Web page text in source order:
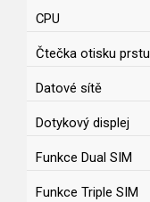
CPU
Čtečka otisku prstu
Datové sítě
Dotykový displej
Funkce Dual SIM
Funkce Triple SIM